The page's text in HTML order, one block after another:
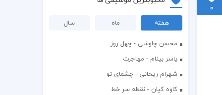
0
هفته ماه
سال
محسن چاوشی - چهل روز
یاسر بینام - مهاجرت
شهرام ریحانی - چشمای تو
کاوه کیان - نقطه سر خط